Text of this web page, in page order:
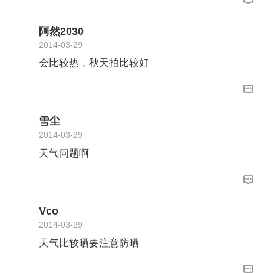
阿然2030
2014-03-29
会比较热，秋天拍比较好
雪尘
2014-03-29
天气问题啊
Vco
2014-03-29
天气比较晒要注意防晒